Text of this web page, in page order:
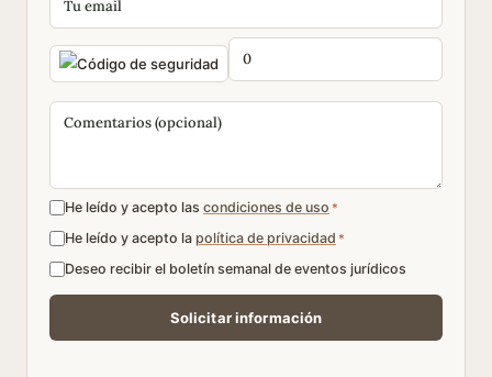
He leído y acepto las condiciones de uso *
He leído y acepto la política de privacidad *
Deseo recibir el boletín semanal de eventos jurídicos